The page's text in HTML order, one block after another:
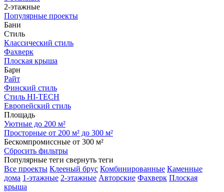
2-этажные
Популярные проекты
Бани
Стиль
Классический стиль
Фахверк
Плоская крыша
Барн
Райт
Финский стиль
Стиль HI-TECH
Европейский стиль
Площадь
Уютные до 200 м²
Просторные от 200 м² до 300 м²
Бескомпромиссные от 300 м²
Сбросить фильтры
Популярные теги свернуть теги
Все проекты Клееный брус Комбинированные Каменные
дома 1-этажные 2-этажные Авторские Фахверк Плоская
крыша